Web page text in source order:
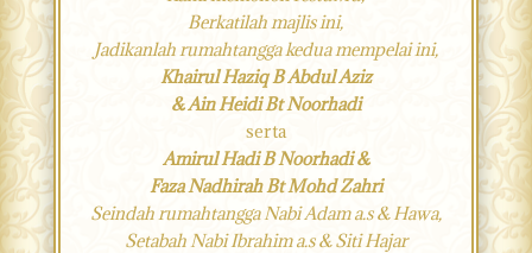
Berkatilah majlis ini,
Jadikanlah rumahtangga kedua mempelai ini,
Khairul Haziq B Abdul Aziz
& Ain Heidi Bt Noorhadi
serta
Amirul Hadi B Noorhadi &
Faza Nadhirah Bt Mohd Zahri
Seindah rumahtangga Nabi Adam a.s & Hawa,
Setabah Nabi Ibrahim a.s & Siti Hajar